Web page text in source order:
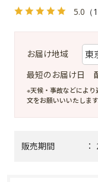
お届け地域
最短のお届け日
※天候・事故などによ
文をお願いいいたします
販売期間 ：
5.0 （